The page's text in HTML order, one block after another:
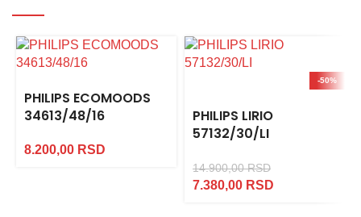
PHILIPS ECOMOODS
34613/48/16
8.200,00 RSD
-50%
PHILIPS LIRIO
57132/30/LI
14.900,00RSD
7.380,00 RSD